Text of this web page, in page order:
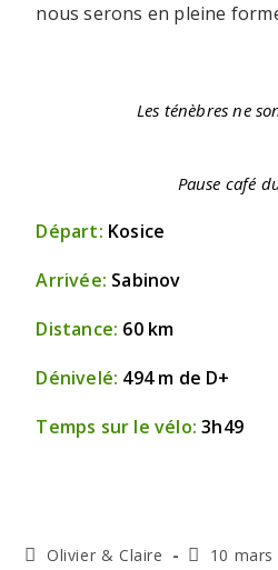
nous serons en pleine
Les ténèbres ne
Pause café
Départ: Kosice
Arrivée: Sabinov
Distance: 60 km
Dénivelé: 494 m de D+
Temps sur le vélo:3h49
Olivier & Claire
10 mars